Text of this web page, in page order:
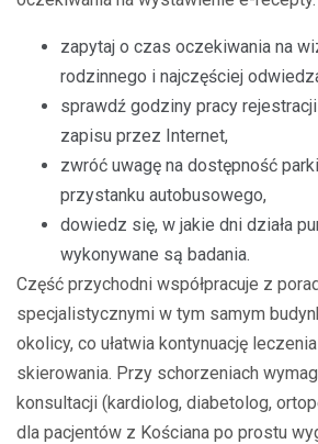
zapytaj o czas oczekiwania na
rodzinnego i najczęściej
sprawdź godziny pracy
zapisu przez Internet,
zwróć uwagę na dostępność
przystanku autobusowego,
dowiedz się, w jakie dni działa
wykonywane są badania.
Część przychodni współpracuje z
specjalistycznymi w tym samym
okolicy, co ułatwia kontynuację
skierowania. Przy schorzeniach
konsultacji (kardiolog, diabetolog,
dla pacjentów z Kościana po prostu